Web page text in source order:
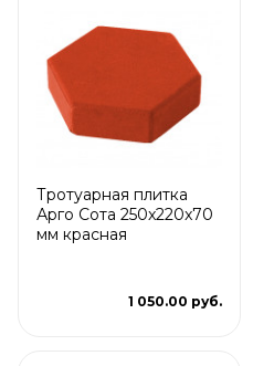
Тротуарная плитка
Арго Сота 250x220x70
мм красная
1 050.00 руб.